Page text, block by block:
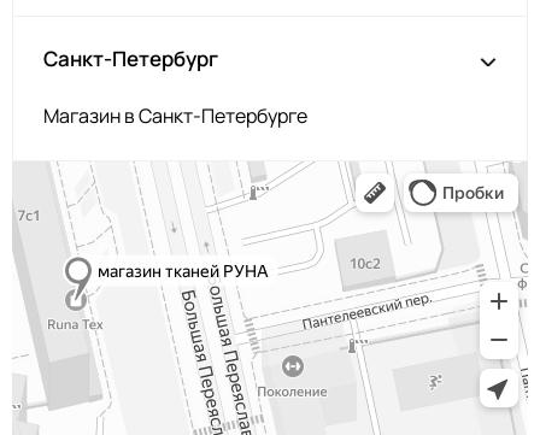
Бежевый
Синий
ЗГ021
Серобежевый
Банан
ЗГ062
Св сирень
ЗГ063
Ментол
ЗГ050
Зелёный
ЗГ047
Неон салатн
ЗГ065
Санкт-Петербург
Магазин в Санкт-Петербурге